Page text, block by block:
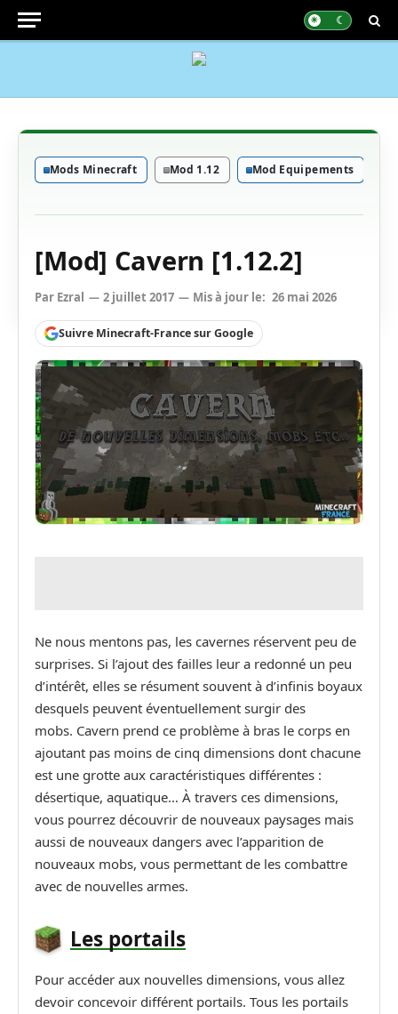
Mods Minecraft Mod 1.12 Mod Equipements
[Mod] Cavern [1.12.2]
Par Ezral 2 juillet 2017 Mis à jour le: 26 mai 2026
Suivre Minecraft-France sur Google
Ne nous mentons pas, les cavernes réservent peu de
surprises. Si l’ajout des failles leur a redonné un peu
d’intérêt, elles se résument souvent à d’infinis boyaux
desquels peuvent éventuellement surgir des
mobs. Cavern prend ce problème à bras le corps en
ajoutant pas moins de cinq dimensions dont chacune
est une grotte aux caractéristiques différentes :
désertique, aquatique… À travers ces dimensions,
vous pourrez découvrir de nouveaux paysages mais
aussi de nouveaux dangers avec l’apparition de
nouveaux mobs, vous permettant de les combattre
avec de nouvelles armes.
Les portails
Pour accéder aux nouvelles dimensions, vous allez
devoir concevoir différent portails. Tous les portails